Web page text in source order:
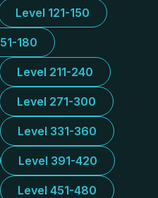
Level 121-150
180
Level 211-240
Level 271-300
Level 331-360
Level 391-420
Level 451-480